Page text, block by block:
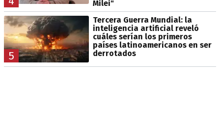
Milei"
5
Tercera Guerra Mundial: la
inteligencia artificial reveló
cuáles serían los primeros
países latinoamericanos en ser
derrotados